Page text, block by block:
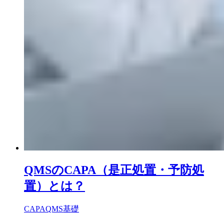
QMSのCAPA（是正処置・予防処
置）とは？
CAPAQMS基礎